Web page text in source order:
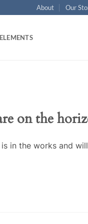
About Our
ELEMENTS
on the
in the works and